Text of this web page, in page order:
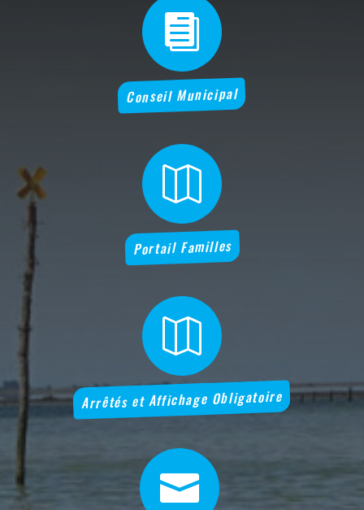

Conseil Municipal

Portail Familles

Arrêtés et Affichage Obligatoire
